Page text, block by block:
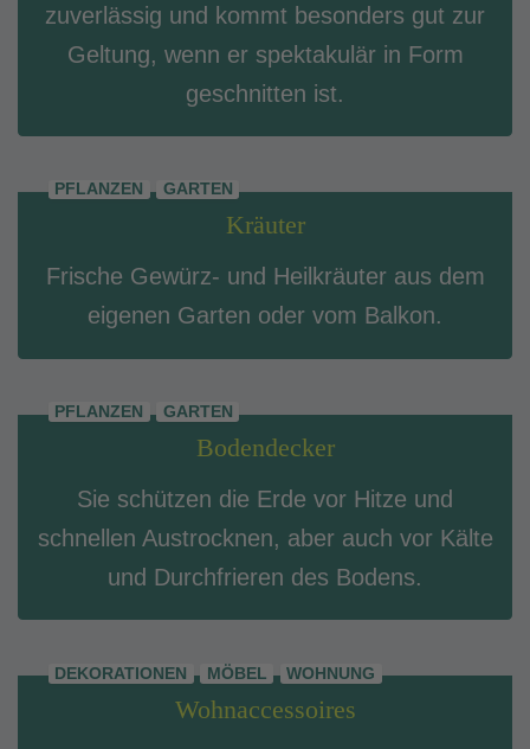
zuverlässig und kommt besonders gut zur
Geltung, wenn er spektakulär in Form
geschnitten ist.
PFLANZEN GARTEN
Kräuter
Frische Gewürz- und Heilkräuter aus dem
eigenen Garten oder vom Balkon.
PFLANZEN GARTEN
Bodendecker
Sie schützen die Erde vor Hitze und
schnellen Austrocknen, aber auch vor Kälte
und Durchfrieren des Bodens.
DEKORATIONEN MÖBEL WOHNUNG
Wohnaccessoires